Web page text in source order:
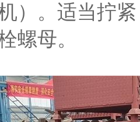
）。适当拧紧
螺母。